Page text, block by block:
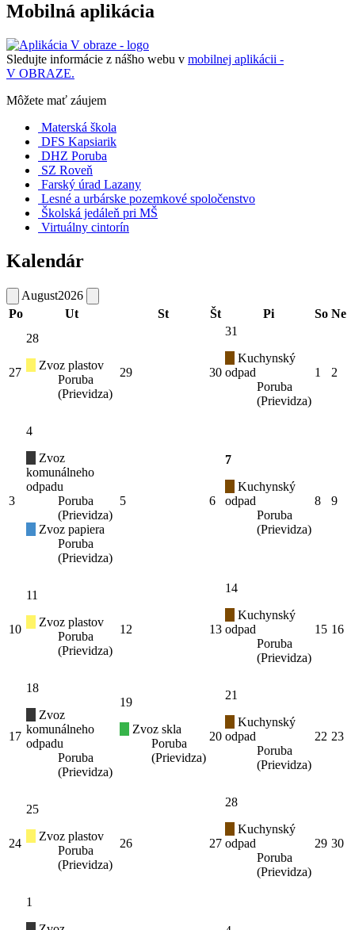
Mobilná aplikácia
Sledujte informácie z nášho webu v mobilnej aplikácii -
V OBRAZE.
Môžete mať záujem
Materská škola
DFS Kapsiarik
DHZ Poruba
SZ Roveň
Farský úrad Lazany
Lesné a urbárske pozemkové spoločenstvo
Školská jedáleň pri MŠ
Virtuálny cintorín
Kalendár
August2026
Po
Ut St Št Pi So Ne
27
28
Zvoz plastov
Poruba
(Prievidza)
29 30
31
Kuchynský
odpad
Poruba
(Prievidza)
1 2
3
4
Zvoz
komunálneho
odpadu
Poruba
(Prievidza)
Zvoz papiera
Poruba
(Prievidza)
5 6
7
Kuchynský
odpad
Poruba
(Prievidza)
8 9
10
11
Zvoz plastov
Poruba
(Prievidza)
12 13
14
Kuchynský
odpad
Poruba
(Prievidza)
15 16
17
18
Zvoz
komunálneho
odpadu
Poruba
(Prievidza)
19
Zvoz skla
Poruba
(Prievidza)
20
21
Kuchynský
odpad
Poruba
(Prievidza)
22 23
24
25
Zvoz plastov
Poruba
(Prievidza)
26 27
28
Kuchynský
odpad
Poruba
(Prievidza)
29 30
1